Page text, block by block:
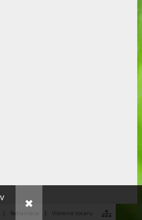
| Reklamácie | Vrátenie tovaru
✖